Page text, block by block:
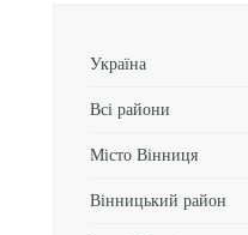
Україна
Всі райони
Місто Вінниця
Вінницький район